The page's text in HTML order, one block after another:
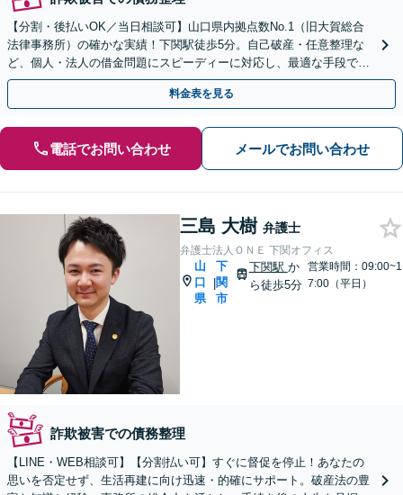
【分割・後払いOK／当日相談可】山口県内拠点数No.1（旧大賀総合
法律事務所）の確かな実績！下関駅徒歩5分。自己破産・任意整理な
ど、個人・法人の借金問題にスピーディーに対応し、最適な手段で生
活再建を手厚くサポートいたします。
料金表を見る
電話でお問い合わせ メールでお問い合わせ
三島 大樹 弁護士
弁護士法人ＯＮＥ 下関オフィス
山
口
県
|
下
関
市
下関駅 か
ら徒歩5分
営業時間：09:00~1
7:00（平日）
詐欺被害での債務整理
【LINE・WEB相談可】【分割払い可】すぐに督促を停止！あなたの
思いを否定せず、生活再建に向け迅速・的確にサポート。破産法の豊